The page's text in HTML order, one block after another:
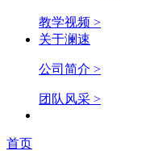
教学视频 >
关于澜速
公司简介 >
团队风采 >
首页